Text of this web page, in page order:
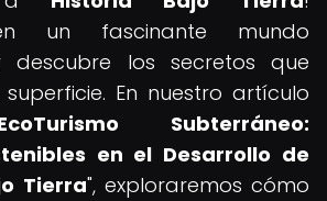
un fascinante mundo
descubre los secretos que
En nuestro artículo
Subterráneo:
en el Desarrollo de
Tierra", exploraremos cómo